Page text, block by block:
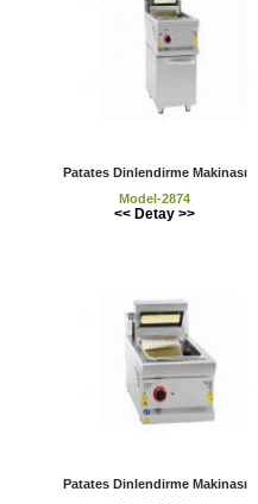
Patates Dinlendirme Makinası
Model-2874
<< Detay >>
Patates Dinlendirme Makinası